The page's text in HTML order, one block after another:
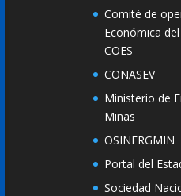
Comité de
Económica
COES
CONASEV
Ministerio de
Minas
OSINERGMIN
Portal del
Sociedad